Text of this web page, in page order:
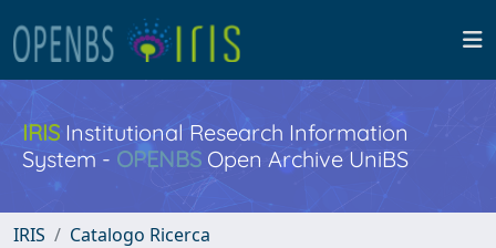
IRISInstitutional Research Information
System - OPENBS Open Archive UniBS
IRIS
Catalogo Ricerca